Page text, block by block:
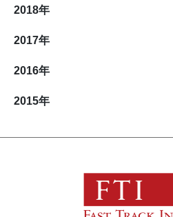
2018年
2017年
2016年
2015年